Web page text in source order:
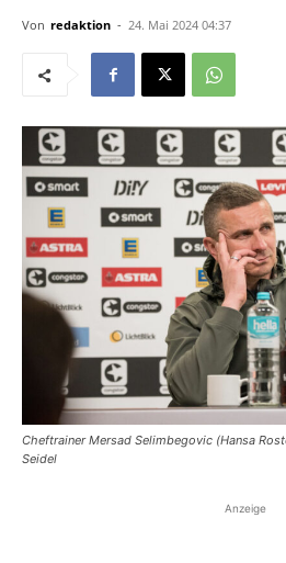
Von redaktion - 24. Mai 2024 04:37
Cheftrainer Mersad Selimbegovic (Hansa
Seidel
Anzeige